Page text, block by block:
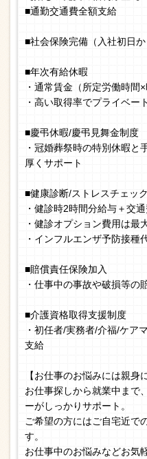
■通勤交通費全額支給
■社会保険完備（入社初日か
■年次有給休暇
・通常賃金（所定労働時間
・高い取得率でプライベー
■慶弔休暇/慶弔見舞金制度
・冠婚葬祭時の特別休暇と
厚くサポート
■健康診断/ストレスチェッ
・健診時2時間分給与＋交
・健診オプション費用は最
・インフルエンザ予防接種
■賠償責任保険加入
・仕事中の事故や破損等の
■介護資格取得支援制度
・初任者/実務者/介福/ケア
支給
【お仕事のお悩みには親身
お仕事探しから就業中まで
ーがしっかりサポート。
ご希望の方にはご自宅近で
す。
お仕事中のお悩みなどお気